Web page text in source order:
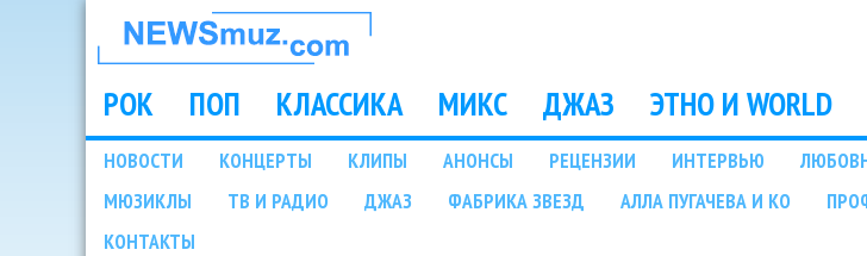
НОВОСТИ
МУЗЫКИ И
ШОУ БИЗНЕСА
NEWSMUZ.COM
Main menu
РОК ПОП КЛАССИКА МИКС ДЖАЗ ЭТНО И WORLD
Подразделы
НОВОСТИ КОНЦЕРТЫ КЛИПЫ АНОНСЫ РЕЦЕНЗИИ ИНТЕРВЬЮ
МЮЗИКЛЫ
ТВ И РАДИО ДЖАЗ ФАБРИКА ЗВЕЗД АЛЛА ПУГАЧЕВА И КО
КОНТАКТЫ